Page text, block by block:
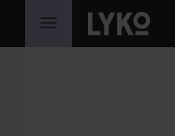
SIIRTYÄ JHK SISÄLTÖÖN